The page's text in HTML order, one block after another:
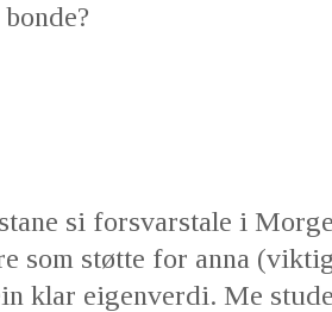
si forsvarstale i
som støtte for anna
klar eigenverdi. Me